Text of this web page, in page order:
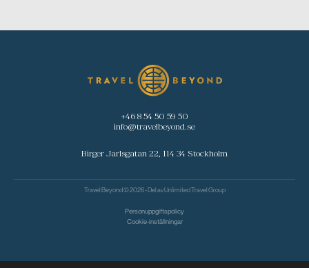
+46 8 54 50 59 50
info@travelbeyond.se
Birger Jarlsgatan 22, 114 34 Stockholm
Travel Beyond © 2026 - Del avUnlimited Travel Group
Personuppgiftspolicy
Cookie-inställningar